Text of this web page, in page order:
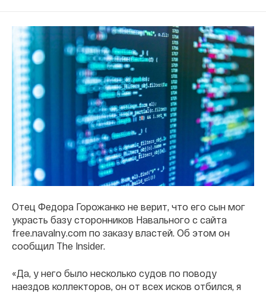
Отец Федора Горожанко не верит, что его сын мог
украсть базу сторонников Навального с сайта
free.navalny.com по заказу властей. Об этом он
сообщил The Insider.
«Да, у него было несколько судов по поводу
наездов коллекторов, он от всех исков отбился, я